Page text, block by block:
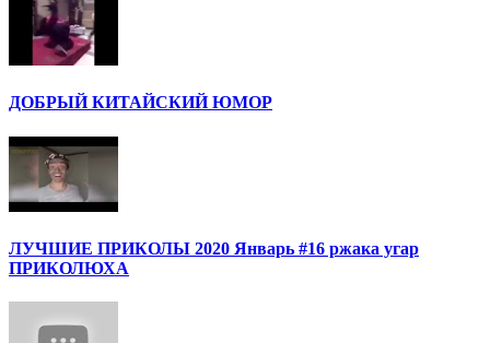
ДОБРЫЙ КИТАЙСКИЙ ЮМОР
ЛУЧШИЕ ПРИКОЛЫ 2020 Январь #16 ржака угар
ПРИКОЛЮХА